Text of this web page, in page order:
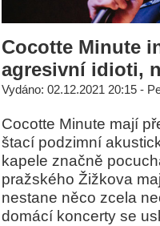
Cocotte Minute
agresivní idioti,
Vydáno: 02.12.2021 20:15 -
Cocotte Minute mají
štací podzimní
kapele značně
pražského Žižkova
nestane něco zcela
domácí koncerty se